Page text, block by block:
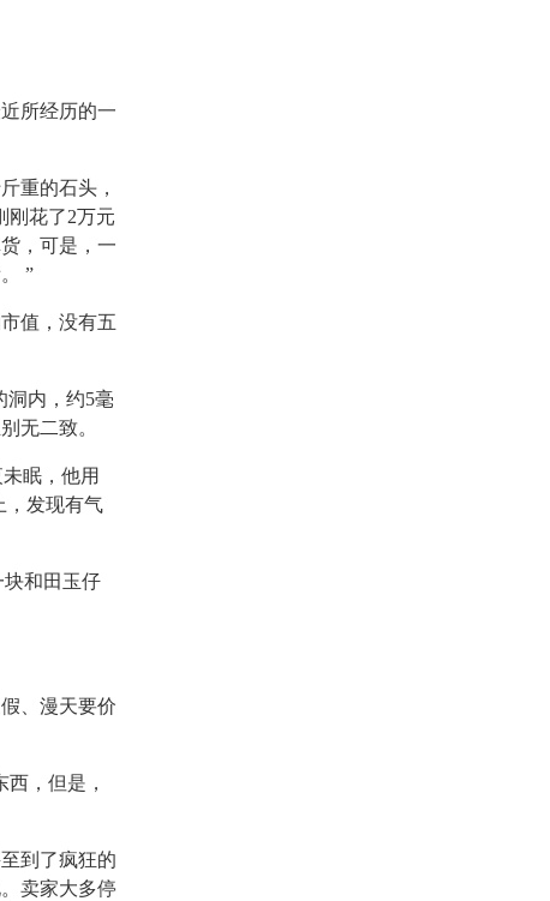
所经历的一
重的石头，
刚花了2万元
，可是，一
”
值，没有五
内，约5毫
无二致。
眠，他用
，发现有气
和田玉仔
、漫天要价
，但是，
到了疯狂的
卖家大多停